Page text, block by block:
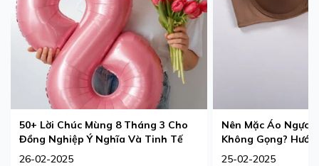
50+ Lời Chúc Mùng 8 Tháng 3 Cho
Đồng Nghiệp Ý Nghĩa Và Tinh Tế
26-02-2025
Nên Mặc Áo Ngực
Không Gọng?
Phù Hợp Nhất
25-02-2025